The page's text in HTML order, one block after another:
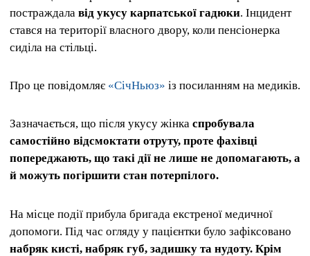
постраждала від укусу карпатської гадюки. Інцидент
стався на території власного двору, коли пенсіонерка
сиділа на стільці.
Про це повідомляє «СічНьюз» із посиланням на медиків.
Зазначається, що після укусу жінка спробувала
самостійно відсмоктати отруту, проте фахівці
попереджають, що такі дії не лише не допомагають, а
й можуть погіршити стан потерпілого.
На місце події прибула бригада екстреної медичної
допомоги. Під час огляду у пацієнтки було зафіксовано
набряк кисті, набряк губ, задишку та нудоту. Крім